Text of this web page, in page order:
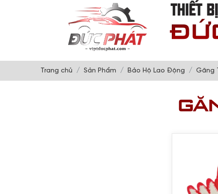
Trang chủ Sản Phẩm Bảo Hộ Lao Động Găng